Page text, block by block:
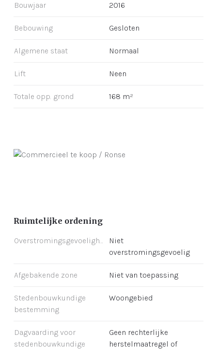
Bouwjaar 2016
Bebouwing Gesloten
Algemene staat Normaal
Lift Neen
Totale opp. grond 168 m²
Ruimtelijke ordening
Niet
overstromingsgevoelig
Afgebakende zone Niet van toepassing
Stedenbouwkundige
bestemming
Woongebied
Dagvaarding voor
stedenbouwkundige
Geen rechterlijke
herstelmaatregel of